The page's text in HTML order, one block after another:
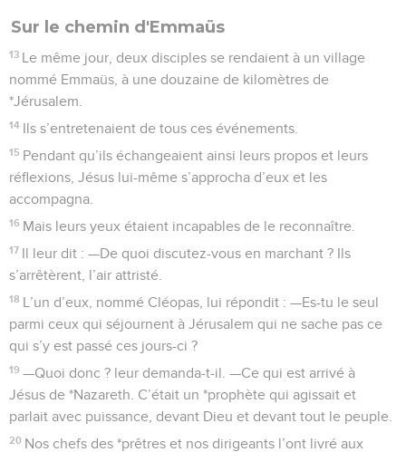
Sur le chemin d'Emmaüs
13 Le même jour, deux disciples se rendaient à un village
nommé Emmaüs, à une douzaine de kilomètres de
*Jérusalem.
14 Ils s’entretenaient de tous ces événements.
15 Pendant qu’ils échangeaient ainsi leurs propos et leurs
réflexions, Jésus lui-même s’approcha d’eux et les
accompagna.
16 Mais leurs yeux étaient incapables de le reconnaître.
17 Il leur dit : —De quoi discutez-vous en marchant ? Ils
s’arrêtèrent, l’air attristé.
18 L’un d’eux, nommé Cléopas, lui répondit : —Es-tu le seul
parmi ceux qui séjournent à Jérusalem qui ne sache pas ce
qui s’y est passé ces jours-ci ?
19 —Quoi donc ? leur demanda-t-il. —Ce qui est arrivé à
Jésus de *Nazareth. C’était un *prophète qui agissait et
parlait avec puissance, devant Dieu et devant tout le peuple.
20 Nos chefs des *prêtres et nos dirigeants l’ont livré aux